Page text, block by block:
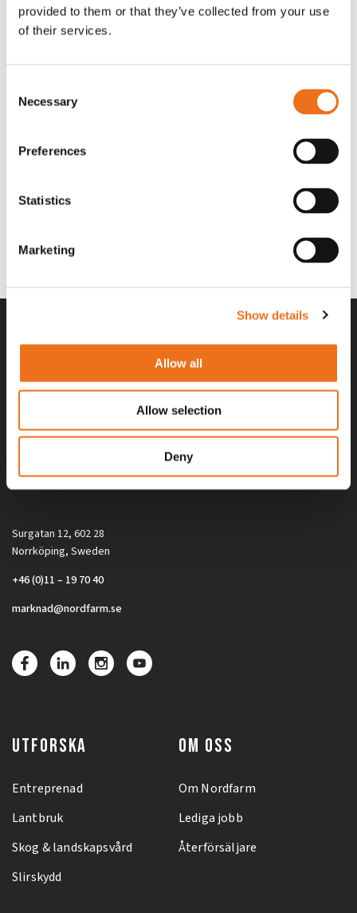
provided to them or that they’ve collected from your use
of their services.
Selection
Necessary
Preferences
Statistics
Marketing
Show details
Allow all
Allow selection
Deny
Lägg till i varukorg
Rotor teeth 8t/6k 7.5Gr/8 R6/14 Rotor teeth 8t/6k 0Gr/8 R6/14
Alla priser på tillbehör och tillval gäller vid köp av ny maskin. Priserna
gäller inte vid köp av enskild produkt, till exempel
Surgatan 12, 602 28
Norrköping, Sweden
+46 (0)11 – 19 70 40
marknad@nordfarm.se
UTFORSKA
Entreprenad
Lantbruk
Skog & landskapsvård
Slirskydd
OM OSS
Om Nordfarm
Lediga jobb
Återförsäljare